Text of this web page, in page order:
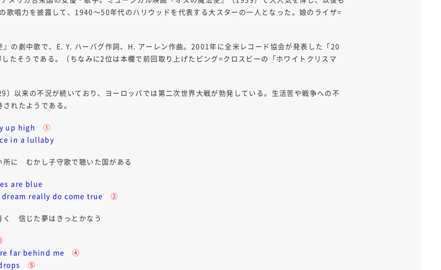
歌唱力を披露して、1940～50年代のハリウッドを代表する大スターの一人となった。娘のライザ=
の劇中歌で、E. Y. ハーバグ作詞、H. アーレン作曲。2001年に全米レコード協会が発表した「20
たそうである。（ちなみに2位は本欄で前回取り上げたビング=クロスビーの「ホワイトクリスマ
）以来の不況が続いており、ヨーロッパでは第二次世界大戦が勃発している。生活苦や戦争への不
れたようである。
up high ①
in a lullaby
むかし子守歌で聴いた国がある
are blue
dream really do come true②
じた夢はきっとかなう
far behind me ④
⑤